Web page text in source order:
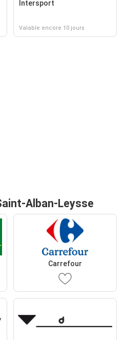
Intersport
Valable encore 10 jours
Alban-Leysse
Carrefour